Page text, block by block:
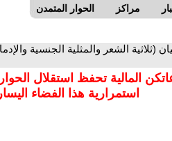
الحوار المتمدن مراكز
(ثلاثية الشعر والمثلية الجنسية
المالية تحفظ استقلال
استمرارية هذا الفضاء